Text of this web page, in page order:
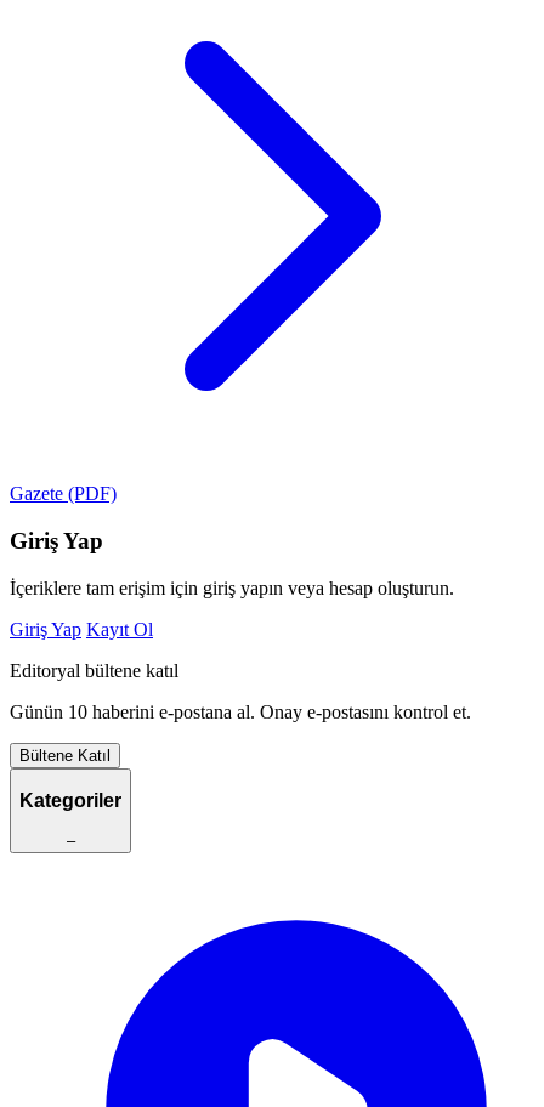
Gazete (PDF)
Giriş Yap
İçeriklere tam erişim için giriş yapın veya hesap oluşturun.
Giriş Yap Kayıt Ol
Editoryal bültene katıl
Günün 10 haberini e-postana al. Onay e-postasını kontrol et.
Bültene Katıl
Kategoriler
–